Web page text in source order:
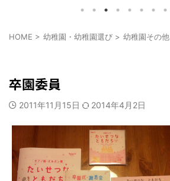
HOME > 幼稚園・幼稚園選び > 幼稚園その他
卒園委員
2011年11月15日 2014年4月2日